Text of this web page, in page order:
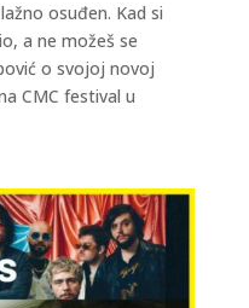
osuđen. Kad si
a ne možeš se
o svojoj novoj
CMC festival u